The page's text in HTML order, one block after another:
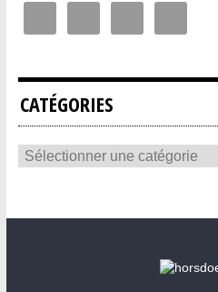
CATÉGORIES